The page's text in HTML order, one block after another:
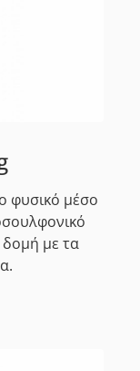
φυσικό μέσο
δομή με τα